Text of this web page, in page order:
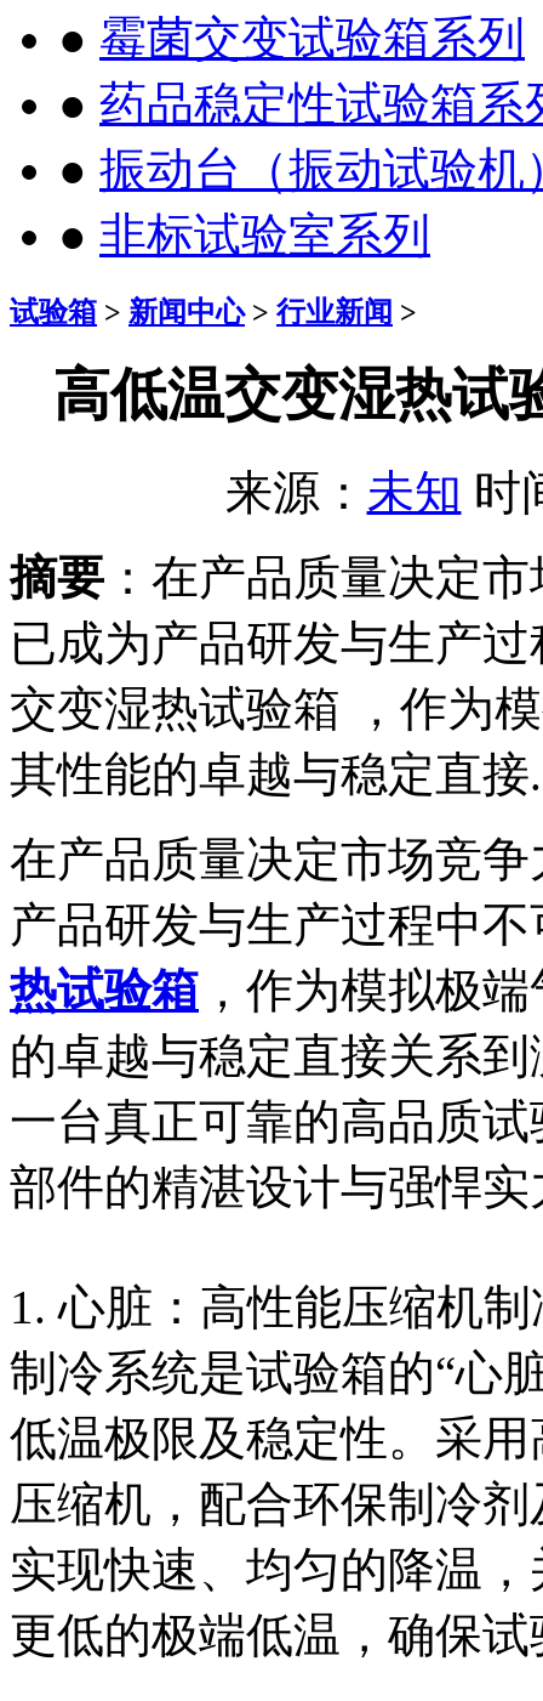
● 霉菌交变试验箱系列
● 药品稳定性试验箱系
● 振动台（振动试验机
● 非标试验室系列
试验箱 > 新闻中心> 行业新闻 >
高低温交变湿热试
来源： 未知 时
摘要 ：在产品质量决定
已成为产品研发与生产
交变湿热试验箱 ，作为
其性能的卓越与稳定直接
在产品质量决定市场竞
产品研发与生产过程中
热试验箱 ，作为模拟极
的卓越与稳定直接关系
一台真正可靠的高品质
部件的精湛设计与强悍实
1. 心脏：高性能压缩机
制冷系统是试验箱的“心
低温极限及稳定性。采
压缩机，配合环保制冷
实现快速、均匀的降温
更低的极端低温，确保